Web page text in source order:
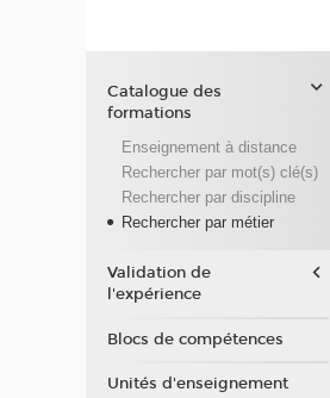
Catalogue des
formations
Enseignement à distance
Rechercher par mot(s) clé(s)
Rechercher par discipline
Rechercher par métier
Validation de
l'expérience
Blocs de compétences
Unités d'enseignement